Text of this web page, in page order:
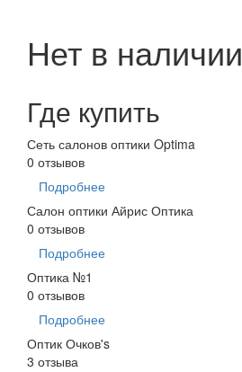
Нет в наличии
Где купить
Сеть салонов оптики Optima
0 отзывов
Подробнее
Салон оптики Айрис Оптика
0 отзывов
Подробнее
Оптика №1
0 отзывов
Подробнее
Оптик Очков's
3 отзыва